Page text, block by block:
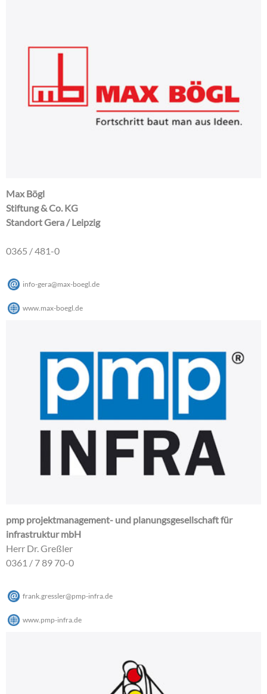
Max Bögl
Stiftung & Co. KG
Standort Gera / Leipzig
0365 / 481-0
info-gera@max-boegl de
www.max-boegl.de
pmp projektmanagement- und planungsgesellschaft für
infrastruktur mbH
Herr Dr. Greßler
0361 / 7 89 70-0
frank.gressler@pmp-infra.de
www.pmp-infra.de